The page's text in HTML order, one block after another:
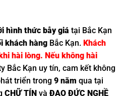
hình thức bẫy giá tại Bắc Kạn
khách hàng Bắc Kạn. Khách
hài lòng. Nếu không hài
Bắc Kạn uy tín, cam kết không
triển trong 9 năm qua tại
CHỮ TÍN và ĐẠO ĐỨC NGHỀ